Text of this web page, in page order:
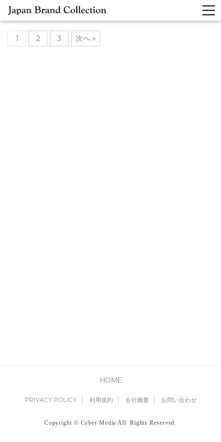
1 2 3 次へ »
HOME
PRIVACY POLICY 利用規約 会社概要 お問い合わせ
Copyright © Cyber Media All Rights Reserved.